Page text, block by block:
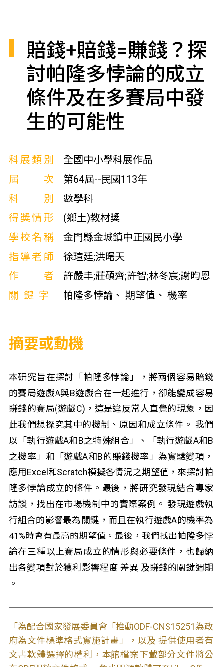
賠錢+賠錢=賺錢？探
討帕隆多悖論的成立
條件及在多賽局中發
生的可能性
科展類別
全國中小學科展作品
屆次
第64屆--民國113年
科別
數學科
得獎情形
(鄉土)教材獎
學校名稱
金門縣金城鎮中正國民小學
指導老師
徐瑄廷;洪曙天
作者
許嚴丰;莊碩齊;許智;林冬宸;謝昀恩
關鍵字
帕隆多悖論、 期望值、 機率
摘要或動機
本研究旨在探討「帕隆多悖論」，將兩個容易賠錢
的賽局遊戲A與B遊戲合在一起進行，卻能變成容易
賺錢的賽局(遊戲C)，這是違反常人直覺的現象，因
此我們想探究其中的機制、原因和成立條件。 我們
以「執行遊戲A和B之特殊組合」、「執行遊戲A和B
之機率」和「遊戲A和B的賺錢機率」為實驗變項，
應用Excel和Scratch模擬各情況之期望值，來探討帕
隆多悖論成立的條件。最後，將研究發現結合專家
訪談，找出在市場機制中的實際案例。 發現遊戲執
行組合的影響最為關鍵，而且在執行遊戲A的機率為
41%時會有最高的期望值。最後，我們找出帕隆多悖
論在三種以上賽局成立的情形與必要條件，也歸納
出各變項對於獲利影響程度 差異 及賺錢的關鍵週期
。
「為配合國家發展委員會「推動ODF-CNS15251為政
府為文件標準格式實施計畫」，以及 提供使用者有
文書軟體選擇的權利，本館檔案下載部分文件將公